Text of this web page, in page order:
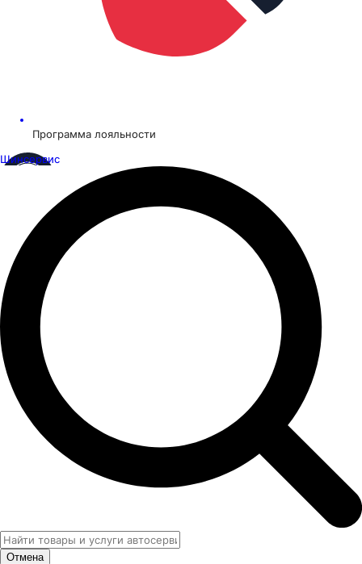
Программа лояльности
Шинсервис
Отмена